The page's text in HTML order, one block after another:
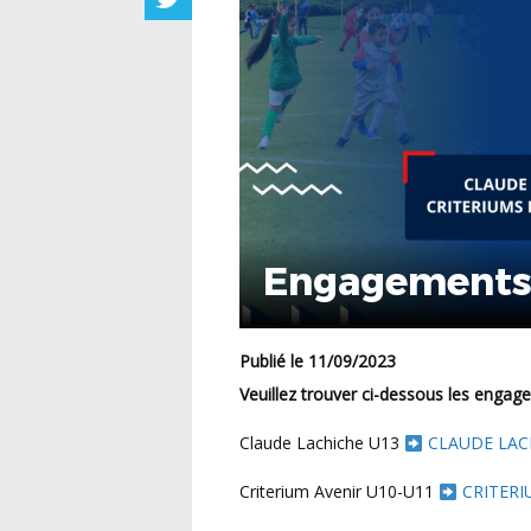
Engagements
Publié le 11/09/2023
Veuillez trouver ci-dessous les
Claude Lachiche U13 CLAUDE
Criterium Avenir U10-U11